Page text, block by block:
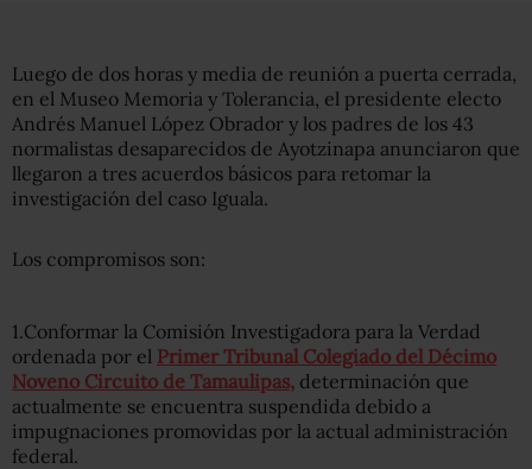
Luego de dos horas y media de reunión a puerta cerrada,
en el Museo Memoria y Tolerancia, el presidente electo
Andrés Manuel López Obrador y los padres de los 43
normalistas desaparecidos de Ayotzinapa anunciaron que
llegaron a tres acuerdos básicos para retomar la
investigación del caso Iguala.
Los compromisos son:
1.Conformar la Comisión Investigadora para la Verdad
ordenada por el Primer Tribunal Colegiado del Décimo
Noveno Circuito de Tamaulipas, determinación que
actualmente se encuentra suspendida debido a
impugnaciones promovidas por la actual administración
federal.